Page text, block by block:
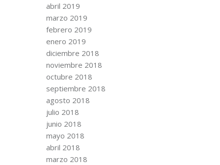
abril 2019
marzo 2019
febrero 2019
enero 2019
diciembre 2018
noviembre 2018
octubre 2018
septiembre 2018
agosto 2018
julio 2018
junio 2018
mayo 2018
abril 2018
marzo 2018